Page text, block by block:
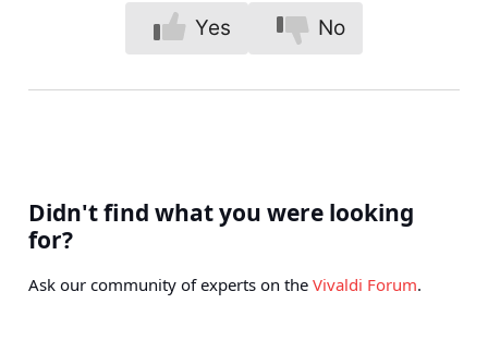
Yes No
Didn't find what you were looking
for?
Ask our community of experts on the Vivaldi Forum.